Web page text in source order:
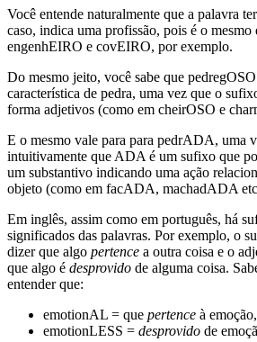
Você entende naturalmente que a palavra
caso, indica uma profissão, pois é o mesmo
engenhEIRO e covEIRO, por exemplo.
Do mesmo jeito, você sabe que
característica de pedra, uma vez que o
forma adjetivos (como em cheirOSO e
E o mesmo vale para para pedrADA, uma
intuitivamente que ADA é um sufixo que
um substantivo indicando uma ação
objeto (como em facADA, machadADA
Em inglês, assim como em português, há
significados das palavras. Por exemplo, o
dizer que algo pertence a outra coisa e o
que algo é desprovido de alguma coisa.
entender que:
emotionAL = que pertence à
emotionLESS = desprovido de